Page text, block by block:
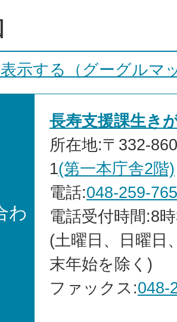
示する（グーグルマ
わ
長寿支援課生き
所在地:〒332-
1(第一本庁舎2階)
電話:048-259-
電話受付時間:8
(土曜日、日曜日
末年始を除く)
ファックス:048-